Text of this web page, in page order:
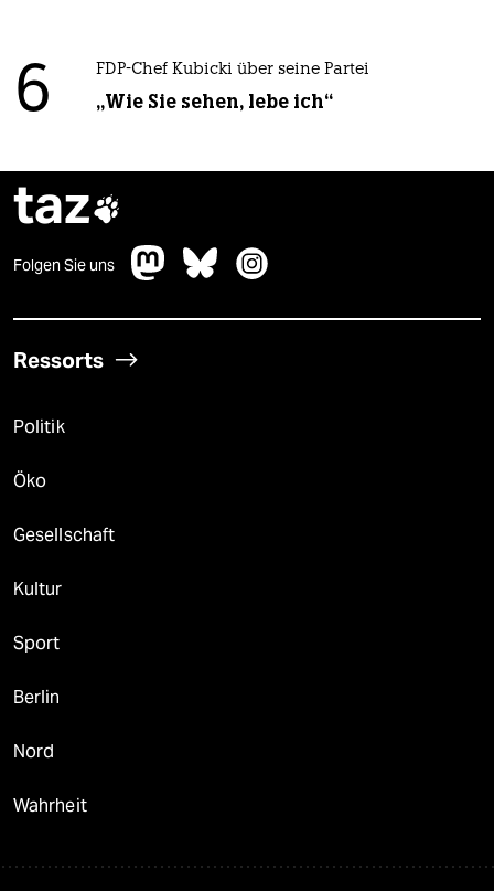
6 FDP-Chef Kubicki über seine Partei
„Wie Sie sehen, lebe ich“
taz
Folgen Sie uns
Ressorts
Politik
Öko
Gesellschaft
Kultur
Sport
Berlin
Nord
Wahrheit